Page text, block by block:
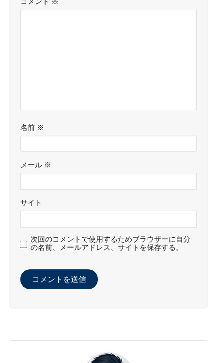
名前 ※
メール ※
サイト
次回のコメントで使用するためブラウザーに自分
の名前、メールアドレス、サイトを保存する。